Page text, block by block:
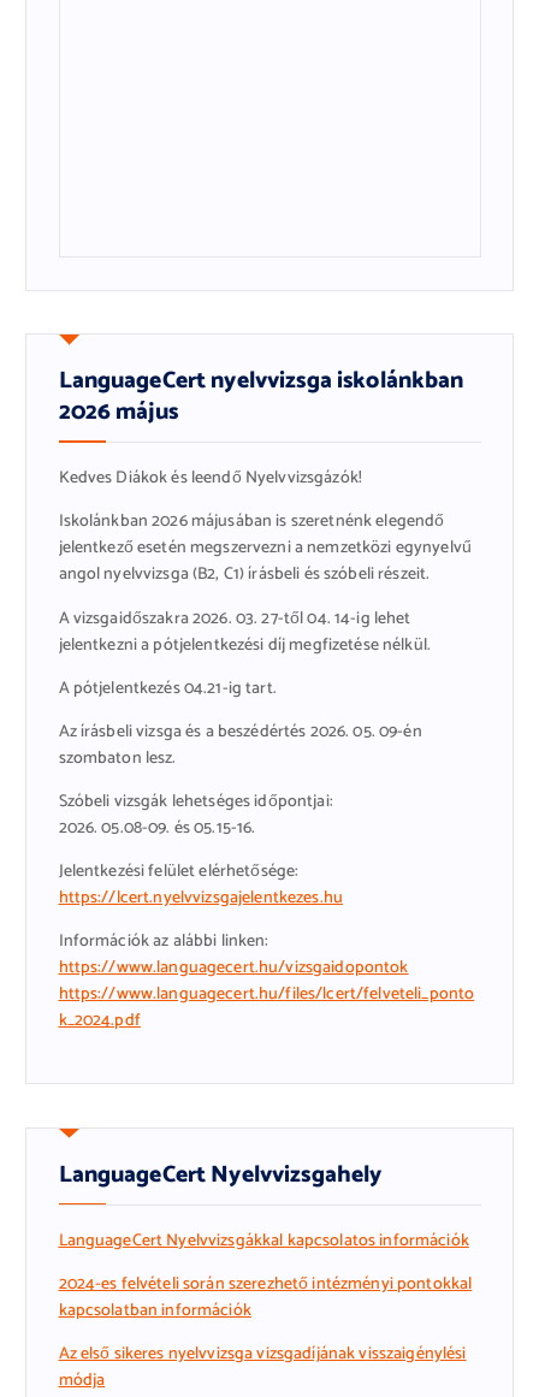
LanguageCert nyelvvizsga iskolánkban
2026 május
Kedves Diákok és leendő Nyelvvizsgázók!
Iskolánkban 2026 májusában is szeretnénk elegendő
jelentkező esetén megszervezni a nemzetközi egynyelvű
angol nyelvvizsga (B2, C1) írásbeli és szóbeli részeit.
A vizsgaidőszakra 2026. 03. 27-től 04. 14-ig lehet
jelentkezni a pótjelentkezési díj megfizetése nélkül.
A pótjelentkezés 04.21-ig tart.
Az írásbeli vizsga és a beszédértés 2026. 05. 09-én
szombaton lesz.
Szóbeli vizsgák lehetséges időpontjai:
2026. 05.08-09. és 05.15-16.
Jelentkezési felület elérhetősége:
https://lcert.nyelvvizsgajelentkezes.hu
Információk az alábbi linken:
https://www.languagecert.hu/vizsgaidopontok
https://www.languagecert.hu/files/lcert/felveteli_ponto
k_2024.pdf
LanguageCert Nyelvvizsgahely
LanguageCert Nyelvvizsgákkal kapcsolatos információk
2024-es felvételi során szerezhető intézményi pontokkal
kapcsolatban információk
Az első sikeres nyelvvizsga vizsgadíjának visszaigénylési
módja